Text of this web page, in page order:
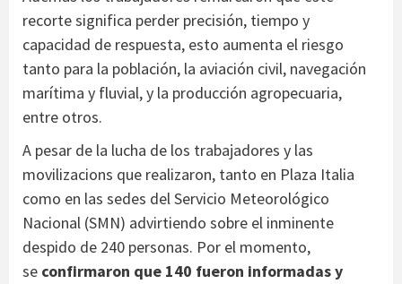
recorte significa perder precisión, tiempo y
capacidad de respuesta, esto aumenta el riesgo
tanto para la población, la aviación civil, navegación
marítima y fluvial, y la producción agropecuaria,
entre otros.
A pesar de la lucha de los trabajadores y las
movilizacions que realizaron, tanto en Plaza Italia
como en las sedes del Servicio Meteorológico
Nacional (SMN) advirtiendo sobre el inminente
despido de 240 personas. Por el momento,
se confirmaron que 140 fueron informadas y